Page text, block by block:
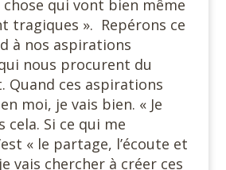
chose qui vont bien même
tragiques ». Repérons ce
à nos aspirations
nous procurent du
Quand ces aspirations
moi, je vais bien. « Je
cela. Si ce qui me
« le partage, l’écoute et
vais chercher à créer ces